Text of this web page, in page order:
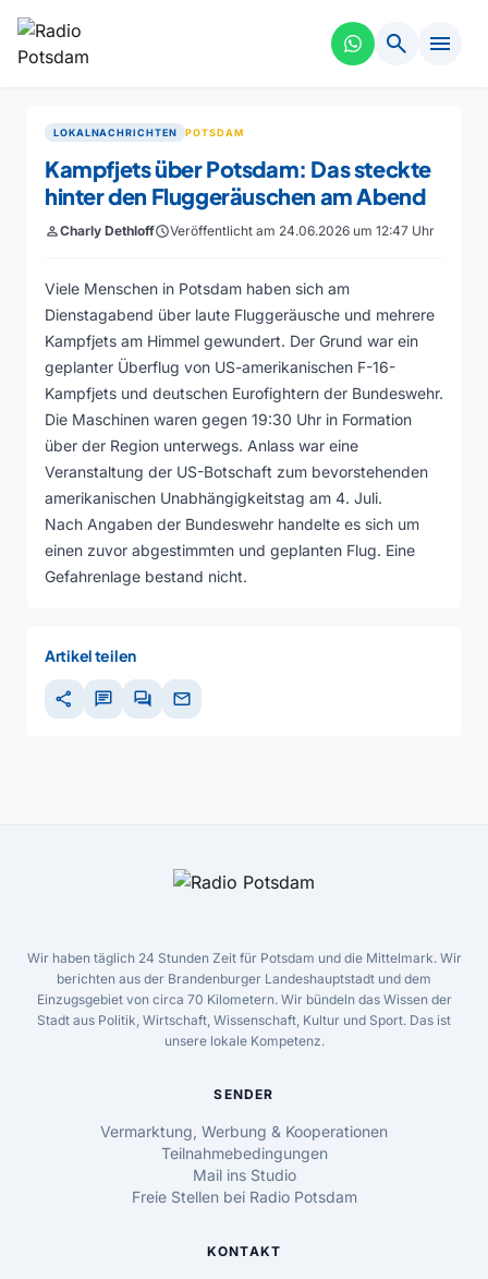
search menu
LOKALNACHRICHTEN POTSDAM
Kampfjets über Potsdam: Das steckte
hinter den Fluggeräuschen am Abend
personCharly DethloffscheduleVeröffentlicht am 24.06.2026 um 12:47 Uhr
Viele Menschen in Potsdam haben sich am
Dienstagabend über laute Fluggeräusche und mehrere
Kampfjets am Himmel gewundert. Der Grund war ein
geplanter Überflug von US-amerikanischen F-16-
Kampfjets und deutschen Eurofightern der Bundeswehr.
Die Maschinen waren gegen 19:30 Uhr in Formation
über der Region unterwegs. Anlass war eine
Veranstaltung der US-Botschaft zum bevorstehenden
amerikanischen Unabhängigkeitstag am 4. Juli.
Nach Angaben der Bundeswehr handelte es sich um
einen zuvor abgestimmten und geplanten Flug. Eine
Gefahrenlage bestand nicht.
Artikel teilen
share chat forum mail
Wir haben täglich 24 Stunden Zeit für Potsdam und die Mittelmark. Wir
berichten aus der Brandenburger Landeshauptstadt und dem
Einzugsgebiet von circa 70 Kilometern. Wir bündeln das Wissen der
Stadt aus Politik, Wirtschaft, Wissenschaft, Kultur und Sport. Das ist
unsere lokale Kompetenz.
SENDER
Vermarktung, Werbung & Kooperationen
Teilnahmebedingungen
Mail ins Studio
Freie Stellen bei Radio Potsdam
KONTAKT